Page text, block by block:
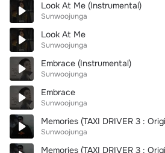
Look At Me (Instrumental)
Sunwoojunga
Look At Me
Sunwoojunga
Embrace (Instrumental)
Sunwoojunga
Embrace
Sunwoojunga
Sunwoojunga